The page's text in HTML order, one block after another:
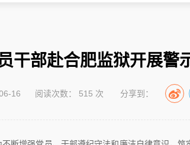
干部赴合肥监狱开展警
16 阅读次数： 515 次 分享到：